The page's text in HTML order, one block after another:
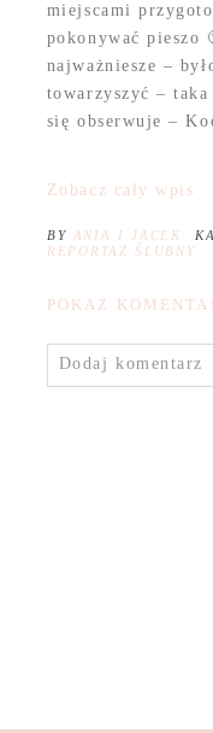
miejscami
pokonywać pieszo
najważniesze –
towarzyszyć –
się obserwuje –
Zobacz cały wpis
BY ANIA I JACEK
REPORTAŻ ŚLUBNY
POKAŻ
Dodaj komentarz